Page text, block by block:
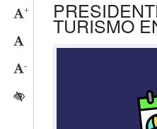
+ Aumentar tamaño
-Reducir tamaño caracteres
Activar/quitar contraste
TURISMO